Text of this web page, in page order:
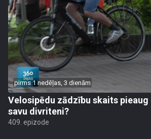
pirms 1 nedēļas, 3 dienām
Velosipēdu zādzību skaits pieaug
savu divriteni?
409. epizode